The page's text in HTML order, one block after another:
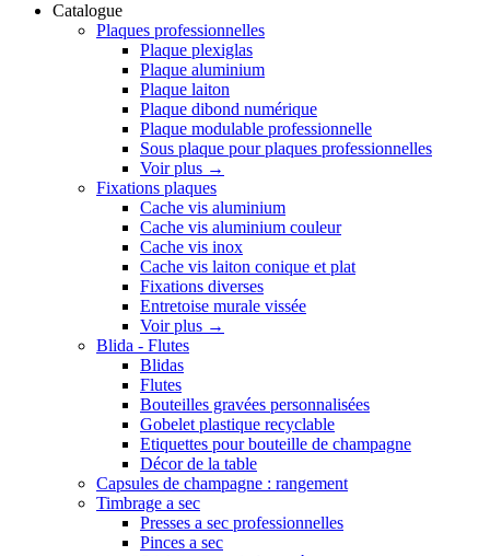
Catalogue
Plaques professionnelles
Plaque plexiglas
Plaque aluminium
Plaque laiton
Plaque dibond numérique
Plaque modulable professionnelle
Sous plaque pour plaques professionnelles
Voir plus →
Fixations plaques
Cache vis aluminium
Cache vis aluminium couleur
Cache vis inox
Cache vis laiton conique et plat
Fixations diverses
Entretoise murale vissée
Voir plus →
Blida - Flutes
Blidas
Flutes
Bouteilles gravées personnalisées
Gobelet plastique recyclable
Etiquettes pour bouteille de champagne
Décor de la table
Capsules de champagne : rangement
Timbrage a sec
Presses a sec professionnelles
Pinces a sec